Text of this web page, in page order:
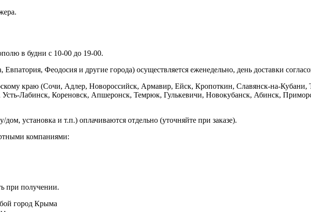
в будни с 10-00 до 19-00.
Феодосия и другие города) осуществляется еженедельно, день доставки
краю (Сочи, Адлер, Новороссийск, Армавир, Ейск, Кропоткин, Славянск-на-
Лабинск, Кореновск, Апшеронск, Темрюк, Гулькевичи, Новокубанск, Абинск,
установка и т.п.) оплачиваются отдельно (уточняйте при заказе).
компаниями:
при получении.
город Крыма